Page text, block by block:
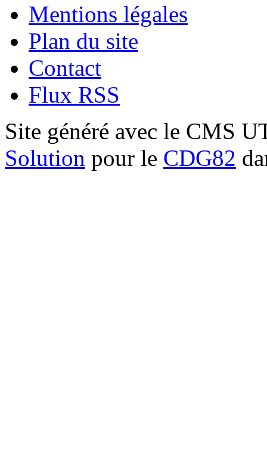
Mentions légales
Plan du site
Contact
Flux RSS
Site généré avec le CMS
Solution pour le CDG82